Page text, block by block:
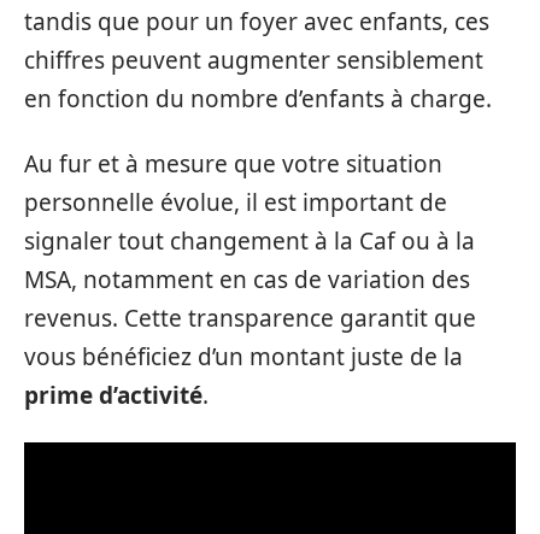
tandis que pour un foyer avec enfants, ces
chiffres peuvent augmenter sensiblement
en fonction du nombre d’enfants à charge.
Au fur et à mesure que votre situation
personnelle évolue, il est important de
signaler tout changement à la Caf ou à la
MSA, notamment en cas de variation des
revenus. Cette transparence garantit que
vous bénéficiez d’un montant juste de la
prime d’activité.